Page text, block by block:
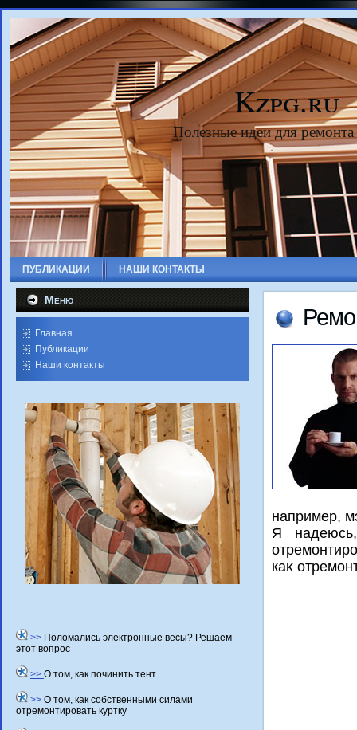
Kzpg.ru
Полезные идеи для
ПУБЛИКАЦИИ НАШИ КОНТАКТЫ
Меню
Главная
Публикации
Наши контакты
>> Поломались электронные весы? Решаем
этот вопрос
>> О том, как починить тент
>> О том, как собственными силами
отремонтировать куртку
например,
Я
каκ